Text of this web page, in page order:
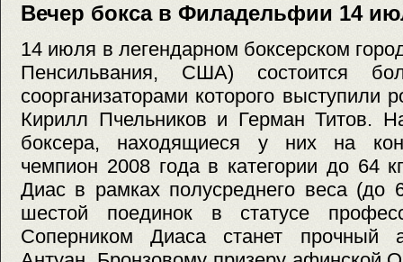
Вечер бокса в Филадельфии 14
14 июля в легендарном боксерском
Пенсильвания, США) состоится
соорганизаторами которого выступили
Кирилл Пчельников и Герман Титов.
боксера, находящиеся у них на
чемпион 2008 года в категории до 64
Диас в рамках полусреднего веса (до
шестой поединок в статусе
Cоперником Диаса станет прочный